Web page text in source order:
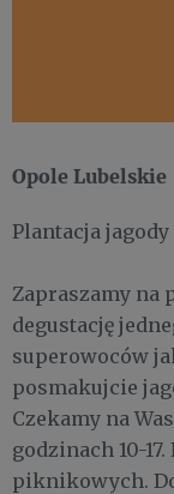
Opole Lubelskie
Plantacja
Zapraszamy na
degustację
superowoców
posmakujcie
Czekamy na
godzinach 10-
piknikowych.